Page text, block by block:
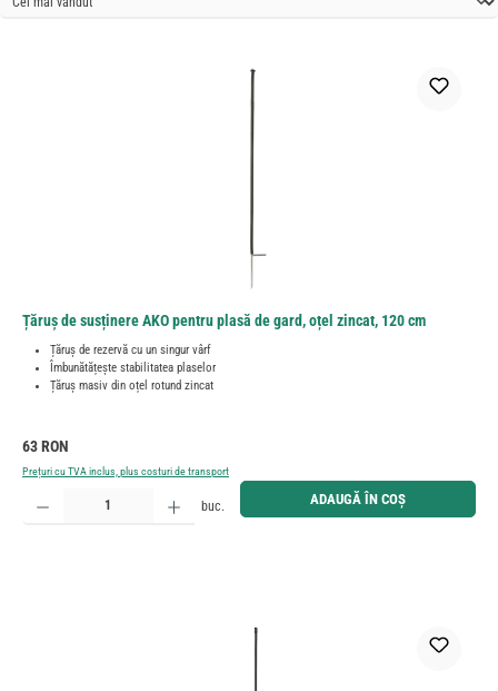
Țăruș de susținere AKO pentru plasă de gard, oțel zincat, 120 cm
Țăruș de rezervă cu un singur vârf
Îmbunătățește stabilitatea plaselor
Țăruș masiv din oțel rotund zincat
Preț obișnuit:
63 RON
Prețuri cu TVA inclus, plus costuri de transport
Cantitate produs: Introduceți cantitatea dorită sau utilizați butoanele pentru a mări sau micșora
buc. ADAUGĂ ÎN COȘ